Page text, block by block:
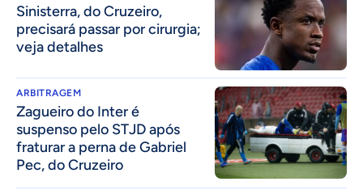
Sinisterra, do Cruzeiro,
precisará passar por cirurgia;
veja detalhes
ARBITRAGEM
Zagueiro do Inter é
suspenso pelo STJD após
fraturar a perna de Gabriel
Pec, do Cruzeiro